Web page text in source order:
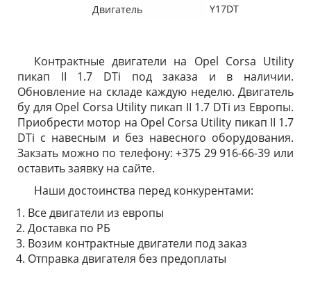
Двигатель
Y17DT
Контрактные двигатели на Opel Corsa Utility
пикап II 1.7 DTi под заказа и в наличии.
Обновление на складе каждую неделю. Двигатель
бу для Opel Corsa Utility пикап II 1.7 DTi из Европы.
Приобрести мотор на Opel Corsa Utility пикап II 1.7
DTi с навесным и без навесного оборудования.
Закзать можно по телефону: +375 29 916-66-39 или
оставить заявку на сайте.
Наши достоинства перед конкурентами:
Все двигатели из европы
Доставка по РБ
Возим контрактные двигатели под заказ
Отправка двигателя без предоплаты